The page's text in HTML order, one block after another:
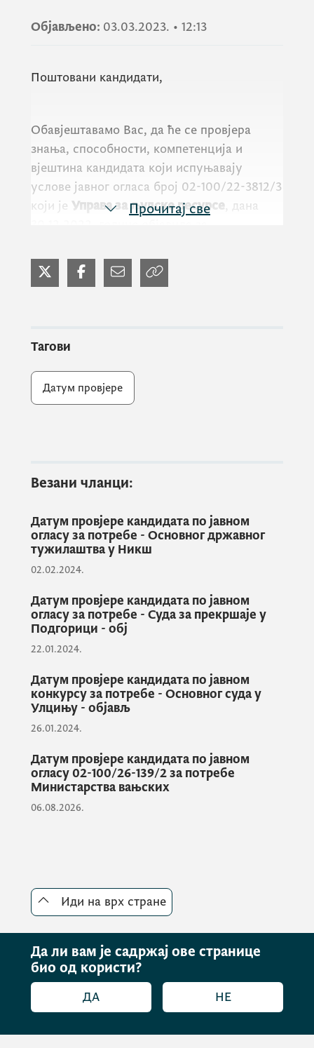
Објављено: 03.03.2023. • 12:13
Поштовани кандидати,
Обавјештавамо Вас, да ће се провјера
знања, способности, компетенција и
вјештина кандидата који испуњавају
услове јавног огласа број 02-100/22-3812/3
који је Управа за људске ресурсе
дана
за радна мјеста:аташе - Дирекција за
НАТО, Генерални директорат за НАТО и
10.03.2023.године (петак) у 09:00х
просторијама Управе за људске ресурсе.
Писани тест кандидати израђују у
електронској форми, под шифром.
Писано тестирање састоји се од теоријског
и практичног дијела и подразумијева
израду писаног теста.
Садржај теоријског дијела писаног теста
одређује се методом случајног одабира 20
питања са листе питања које се односе на
система, организације, функционисања,
начина рада и поступања органа државне
управе, на која кандидат одговара на начин
што бира један од више понуђених
Израда теоријског дијела писаног теста
траје најдуже 40 минута.
Кандидати који остваре више од 70%
бодова на теоријском дијелу писаног теста
могу приступити изради практичног дијела
писаног тестирања.
Прочитај све
Тагови
Датум провјере
Везани чланци:
Датум провјере кандидата по јавном
огласу за потребе - Основног државног
тужилаштва у Никш
02.02.2024.
Датум провјере кандидата по јавном
огласу за потребе - Суда за прекршаје у
Подгорици - обј
22.01.2024.
Датум провјере кандидата по јавном
конкурсу за потребе - Основног суда у
Улцињу - објављ
26.01.2024.
Датум провјере кандидата по јавном
огласу 02-100/26-139/2 за потребе
Министарства вањских
06.08.2026.
Иди на врх стране
Да ли вам је садржај ове странице
био од користи?
ДА НЕ